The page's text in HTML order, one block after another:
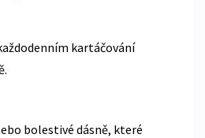
kartáčování
bolestivé dásně, které